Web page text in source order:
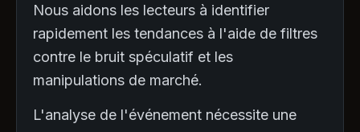
Nous aidons les lecteurs à identifier
rapidement les tendances à l'aide de filtres
contre le bruit spéculatif et les
manipulations de marché.
L'analyse de l'événement nécessite une